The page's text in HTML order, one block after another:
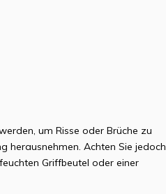
um Risse oder Brüche zu
herausnehmen. Achten Sie jedoch
Griffbeutel oder einer